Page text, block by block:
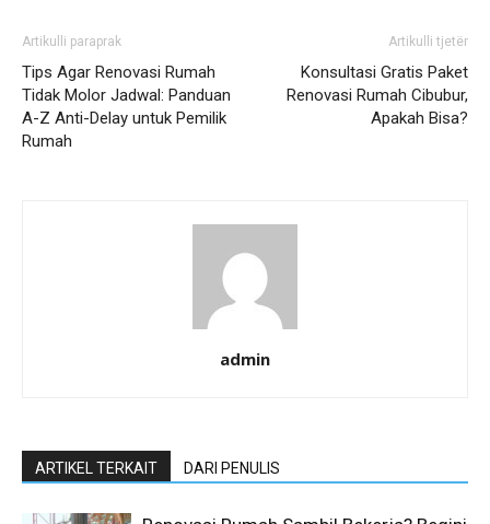
Artikulli paraprak
Tips Agar Renovasi Rumah
Tidak Molor Jadwal: Panduan
A-Z Anti-Delay untuk Pemilik
Rumah
Artikulli tjetër
Konsultasi Gratis Paket
Renovasi Rumah Cibubur,
Apakah Bisa?
admin
ARTIKEL TERKAIT DARI PENULIS